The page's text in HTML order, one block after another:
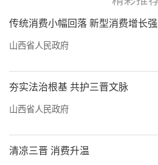
传统消费小幅回落 新型消费增长
山西省人民政府
夯实法治根基 共护三晋文脉
山西省人民政府
清凉三晋 消费升温